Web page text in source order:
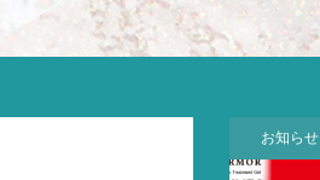
お知らせ